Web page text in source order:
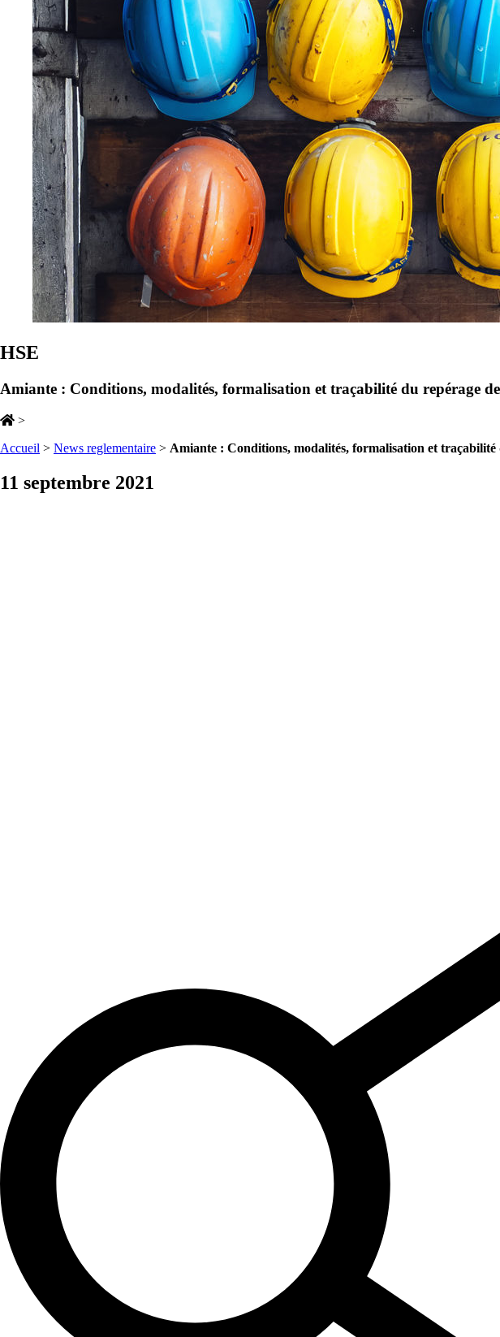
HSE
Amiante : Conditions, modalités, formalisation et traçabilité du repérage
>
Accueil > News reglementaire > Amiante : Conditions, modalités, formalisation et
11 septembre 2021